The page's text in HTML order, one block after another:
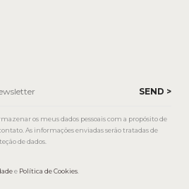
os meus dados pessoais com a propósito de
As informações enviadas serão tratadas de
de dados.
e Política de Cookies